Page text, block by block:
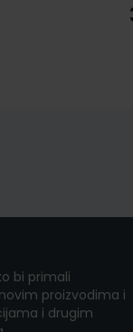
3,31 €
bi primali
proizvodima i
i drugim